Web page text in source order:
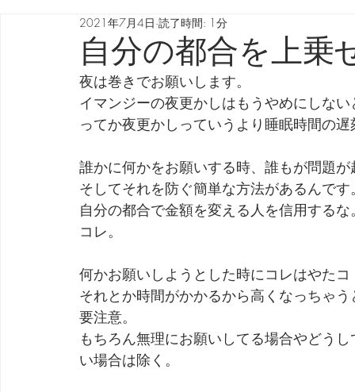
弦交換の記録 DTM 始める 知っておきたいコト
Imanjy Studio 使われているモノ 食べんじーの美味
劇団 Avan 劇伴が出来るまでを追ったドキュメンタリー
自分の都合を上乗
2021年7月4日 読了時間: 1分
夜は巻きでお願いします。
イマンジーの夜更かしはもうやめにしない
ってか夜更かしっていうより睡眠時間の
誰かに何かをお願いする時、誰もが問題
そしてそれを防ぐ簡単な方法があるんです
自分の都合で金額を変える人を信用するな
コレ。
何かお願いしようとした時にコレはやた
それとか時間がかかるから高くなっちゃ
要注意。
もちろん無理にお願いしてる場合やどう
い場合は除く。